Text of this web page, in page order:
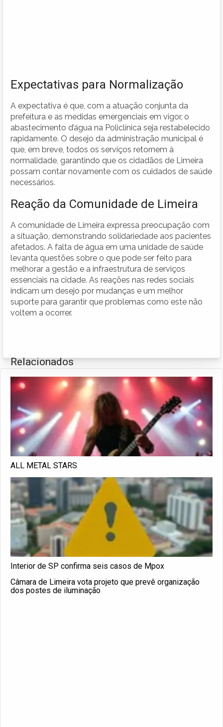
Expectativas para Normalização
A expectativa é que, com a atuação conjunta da
prefeitura e as medidas emergenciais em vigor, o
abastecimento d’água na Policlínica seja restabelecido
rapidamente. O desejo da administração municipal é
que, em breve, todos os serviços retornem à
normalidade, garantindo que os cidadãos de Limeira
possam contar novamente com os cuidados de saúde
necessários.
Reação da Comunidade de Limeira
A comunidade de Limeira expressa preocupação com
a situação, demonstrando solidariedade aos pacientes
afetados. A falta de água em uma unidade de saúde
levanta questões sobre o que pode ser feito para
melhorar a gestão e a infraestrutura de serviços
essenciais na cidade. As reações nas redes sociais
indicam um desejo por mudanças e um melhor
suporte para garantir que problemas como este não
voltem a ocorrer.
Relacionados
ALL METAL STARS
Interior de SP confirma seis casos de Mpox
Câmara de Limeira vota projeto que prevê organização
dos postes de iluminação